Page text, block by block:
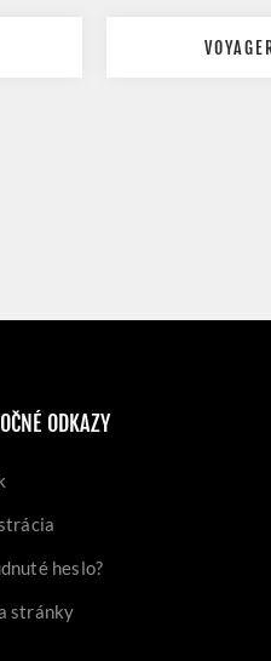
ODKAZY
heslo?
stránky